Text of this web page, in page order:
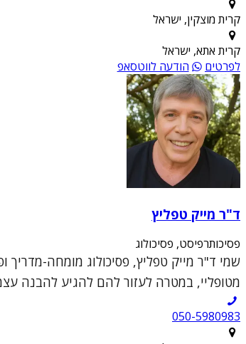
קרית מוצקין, ישראל
קרית אתא, ישראל
לפרטים
הודעה לווטסאפ
ד"ר מייק טפליץ
פסיכותרפיסט, פסיכולוג
שמי ד"ר מייק טפליץ, פסיכולוג מומחה-מדריך
מטופליי, במטרה לעזור להם להגיע להבנה
050-5980983